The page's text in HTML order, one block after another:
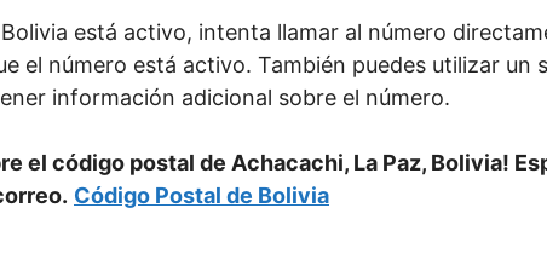
está activo, intenta llamar al número
el número está activo. También puedes utilizar
información adicional sobre el número.
el código postal de Achacachi, La Paz, Bolivia!
Código Postal de Bolivia